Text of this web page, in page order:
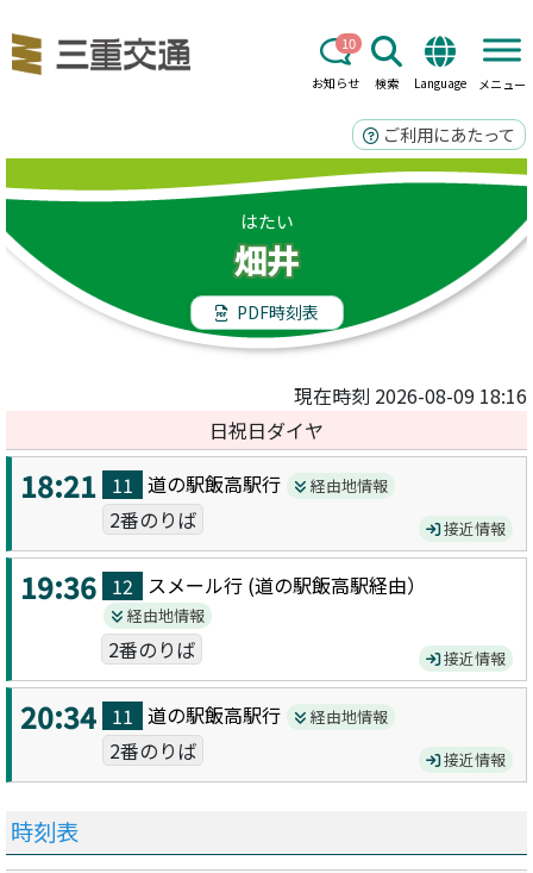
お知らせ
10
検索 Language メニュー
ご利用にあたって
はたい
畑井
PDF時刻表
現在時刻 2026-08-09 18:16
日祝日ダイヤ
18:21 11 道の駅飯高駅行 経由地情報
2番のりば 接近情報
19:36 12 スメール行 (道の駅飯高駅経由）
経由地情報
2番のりば 接近情報
20:34 11 道の駅飯高駅行 経由地情報
2番のりば 接近情報
時刻表